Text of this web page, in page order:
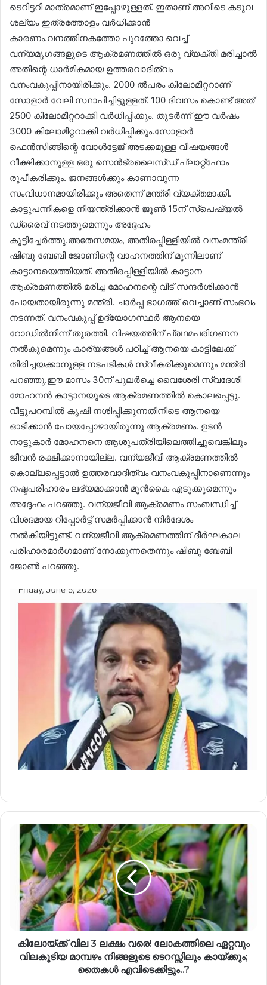
ടെറിട്ടറി മാത്രമാണ് ഇപ്പോഴുള്ളത്. ഇതാണ് അവിടെ കടുവ
ശല്യം ഇത്രത്തോളം വർധിക്കാൻ
കാരണം.വനത്തിനകത്തോ പുറത്തോ വെച്ച്
വന്യമൃഗങ്ങളുടെ ആക്രമണത്തിൽ ഒരു വ്യക്തി മരിച്ചാൽ
അതിന്റെ ധാർമികമായ ഉത്തരവാദിത്വം
വനംവകുപ്പിനായിരിക്കും. 2000 ൽപരം കിലോമീറ്ററാണ്
സോളാർ വേലി സ്ഥാപിച്ചിട്ടുള്ളത്. 100 ദിവസം കൊണ്ട് അത്
2500 കിലോമീറ്ററാക്കി വർധിപ്പിക്കും. തുടർന്ന് ഈ വർഷം
3000 കിലോമീറ്ററാക്കി വർധിപ്പിക്കും.സോളാർ
ഫെൻസിങ്ങിന്റെ വോൾട്ടേജ് അടക്കമുള്ള വിഷയങ്ങൾ
വീക്ഷിക്കാനുള്ള ഒരു സെൻട്രലൈസ്ഡ് പ്ലാറ്റ്ഫോം
രൂപീകരിക്കും. ജനങ്ങൾക്കും കാണാവുന്ന
സംവിധാനമായിരിക്കും അതെന്ന് മന്ത്രി വ്യക്തമാക്കി.
കാട്ടുപന്നികളെ നിയന്ത്രിക്കാൻ ജൂൺ 15ന് സ്പെഷ്യൽ
ഡ്രൈവ് നടത്തുമെന്നും അദ്ദേഹം
കൂട്ടിച്ചേർത്തു.അതേസമയം, അതിരപ്പിള്ളിയിൽ വനംമന്ത്രി
ഷിബു ബേബി ജോണിന്റെ വാഹനത്തിന് മുന്നിലാണ്
കാട്ടാനയെത്തിയത്. അതിരപ്പിള്ളിയിൽ കാട്ടാന
ആക്രമണത്തിൽ മരിച്ച മോഹനന്റെ വീട് സന്ദർശിക്കാൻ
പോയതായിരുന്നു മന്ത്രി. ചാർപ്പ ഭാഗത്ത് വെച്ചാണ് സംഭവം
നടന്നത്. വനംവകുപ്പ് ഉദ്യോഗസ്ഥർ ആനയെ
റോഡിൽനിന്ന് തുരത്തി. വിഷയത്തിന് പ്രഥമപരിഗണന
നൽകുമെന്നും കാര്യങ്ങൾ പഠിച്ച് ആനയെ കാട്ടിലേക്ക്
തിരിച്ചയക്കാനുള്ള നടപടികൾ സ്വീകരിക്കുമെന്നും മന്ത്രി
പറഞ്ഞു.ഈ മാസം 30ന് പുലർച്ചെ വൈശേരി സ്വദേശി
മോഹനൻ കാട്ടാനയുടെ ആക്രമണത്തിൽ കൊലപ്പെട്ടു.
വീട്ടുപറമ്പിൽ കൃഷി നശിപ്പിക്കുന്നതിനിടെ ആനയെ
ഓടിക്കാൻ പോയപ്പോഴായിരുന്നു ആക്രമണം. ഉടൻ
നാട്ടുകാർ മോഹനനെ ആശുപത്രിയിലെത്തിച്ചുവെങ്കിലും
ജീവൻ രക്ഷിക്കാനായില്ല. വന്യജീവി ആക്രമണത്തിൽ
കൊല്ലപ്പെട്ടാൽ ഉത്തരവാദിത്വം വനംവകുപ്പിനാണെന്നും
നഷ്ടപരിഹാരം ലഭ്യമാക്കാൻ മുൻകൈ എടുക്കുമെന്നും
അദ്ദേഹം പറഞ്ഞു. വന്യജീവി ആക്രമണം സംബന്ധിച്ച്
വിശദമായ റിപ്പോർട്ട് സമർപ്പിക്കാൻ നിർദേശം
നൽകിയിട്ടുണ്ട്. വന്യജീവി ആക്രമണത്തിന് ദീർഘകാല
പരിഹാരമാർഗമാണ് നോക്കുന്നതെന്നും ഷിബു ബേബി
ജോൺ പറഞ്ഞു.
കിലോയ്ക്ക് വില 3 ലക്ഷം വരെ! ലോകത്തിലെ ഏറ്റവും
വിലകൂടിയ മാമ്പഴം നിങ്ങളുടെ ടെറസ്സിലും കായ്ക്കും;
തൈകൾ എവിടെക്കിട്ടും..?